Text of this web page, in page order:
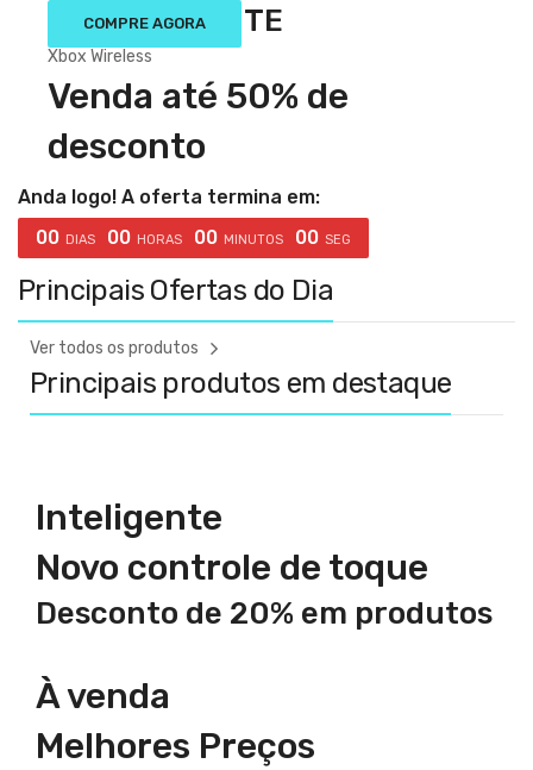
VENDA QUENTE
Xbox Wireless
Venda até 50% de
desconto
COMPRE AGORA
Principais Ofertas do Dia
Anda logo! A oferta termina em:
00 DIAS 00 HORAS 00 MINUTOS 00 SEG
Principais produtos em destaque
Ver todos os produtos
Inteligente
Novo controle de toque
Desconto de 20% em produtos
À venda
Melhores Preços